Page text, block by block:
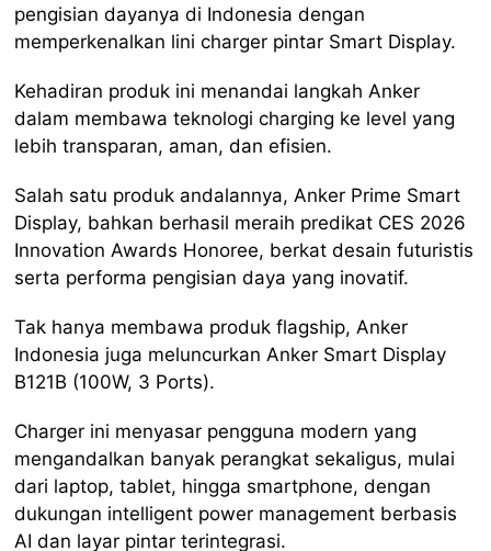
pengisian dayanya di Indonesia dengan
memperkenalkan lini charger pintar Smart Display.
Kehadiran produk ini menandai langkah Anker
dalam membawa teknologi charging ke level yang
lebih transparan, aman, dan efisien.
Salah satu produk andalannya, Anker Prime Smart
Display, bahkan berhasil meraih predikat CES 2026
Innovation Awards Honoree, berkat desain futuristis
serta performa pengisian daya yang inovatif.
Tak hanya membawa produk flagship, Anker
Indonesia juga meluncurkan Anker Smart Display
B121B (100W, 3 Ports).
Charger ini menyasar pengguna modern yang
mengandalkan banyak perangkat sekaligus, mulai
dari laptop, tablet, hingga smartphone, dengan
dukungan intelligent power management berbasis
AI dan layar pintar terintegrasi.